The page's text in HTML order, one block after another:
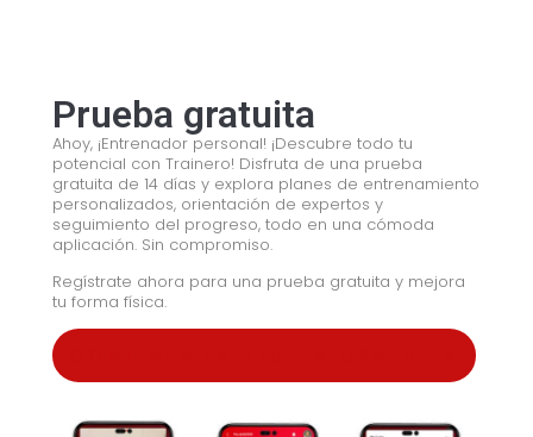
Prueba gratuita
Ahoy, ¡Entrenador personal! ¡Descubre todo tu
potencial con Trainero! Disfruta de una prueba
gratuita de 14 días y explora planes de entrenamiento
personalizados, orientación de expertos y
seguimiento del progreso, todo en una cómoda
aplicación. Sin compromiso.
Regístrate ahora para una prueba gratuita y mejora
tu forma física.